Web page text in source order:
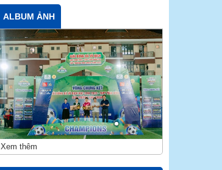
ALBUM ẢNH
Xem thêm